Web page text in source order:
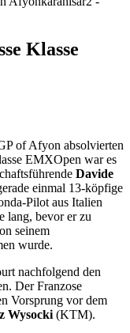
Klasse
of Afyon absolvierten
EMXOpen war es
Davide
einmal 13-köpfige
Pilot aus Italien
lang, bevor er zu
seinem
wurde.
nachfolgend den
Der Franzose
Vorsprung vor dem
Wysocki (KTM).